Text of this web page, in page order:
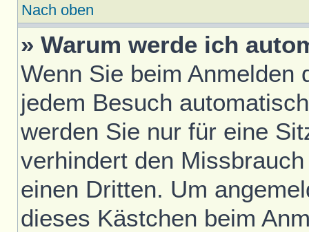
Nach oben
» Warum werde ich
Wenn Sie beim Anmelden
jedem Besuch
werden Sie nur für eine
verhindert den
einen Dritten. Um
dieses Kästchen beim